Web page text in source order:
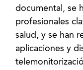
documental, se
profesionales
salud, y se han
aplicaciones y